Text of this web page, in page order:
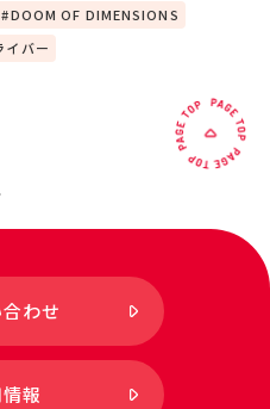
DOOM OF DIMENSIONS
イバー
わせ
報